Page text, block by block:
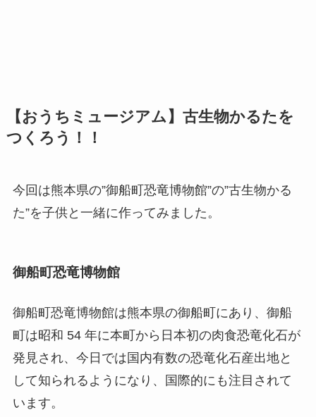
【おうちミュージアム】古生物かるたを
つくろう！！
今回は熊本県の”御船町恐竜博物館”の”古生物かる
た”を子供と一緒に作ってみました。
御船町恐竜博物館
御船町恐竜博物館は熊本県の御船町にあり、御船
町は昭和 54 年に本町から日本初の肉食恐竜化石が
発見され、今日では国内有数の恐竜化石産出地と
して知られるようになり、国際的にも注目されて
います。